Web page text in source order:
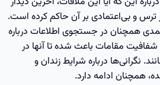
ترس و بی‌اعتمادی بر آن حاکم کرده است.
همچنان در جستجوی اطلاعات درباره
مقامات باعث شده تا آنها در
نگرانی‌ها درباره شرایط زندان و
همچنان ادامه دارد.